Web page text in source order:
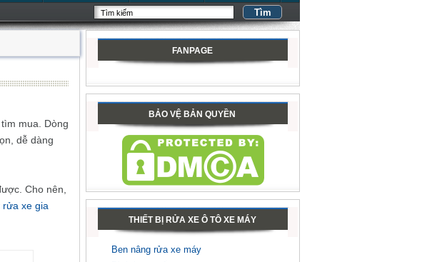
mua. Dòng
dễ dàng
Cho nên,
rửa xe gia
FANPAGE
BẢO VỆ BẢN QUYỀN
THIẾT BỊ RỬA XE Ô TÔ XE MÁY
Ben nâng rửa xe máy